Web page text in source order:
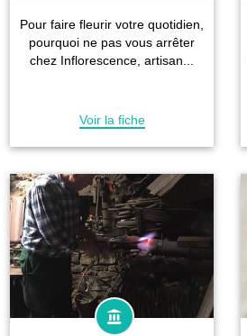
Pour faire fleurir votre quotidien,
pourquoi ne pas vous arrêter
chez Inflorescence, artisan...
Voir la fiche